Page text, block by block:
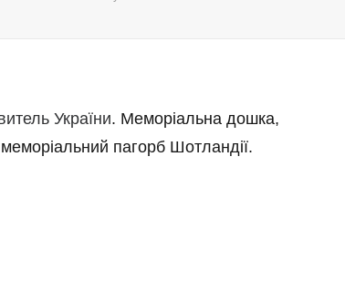
України. Меморіальна дошка,
пагорб Шотландії.